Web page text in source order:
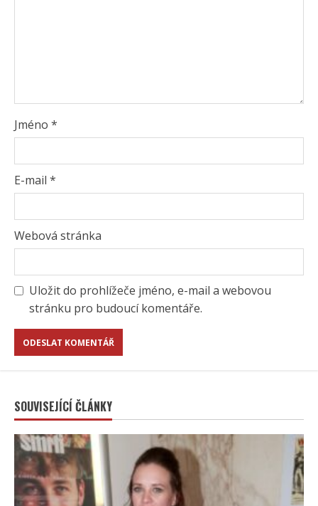
Jméno *
E-mail *
Webová stránka
Uložit do prohlížeče jméno, e-mail a webovou
stránku pro budoucí komentáře.
SOUVISEJÍCÍ ČLÁNKY